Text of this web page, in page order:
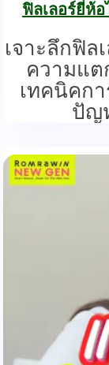
ฟิลเลอร์ยี่ห้
เจาะลึกฟิล
ความแต
เทคนิคกา
ปัญ